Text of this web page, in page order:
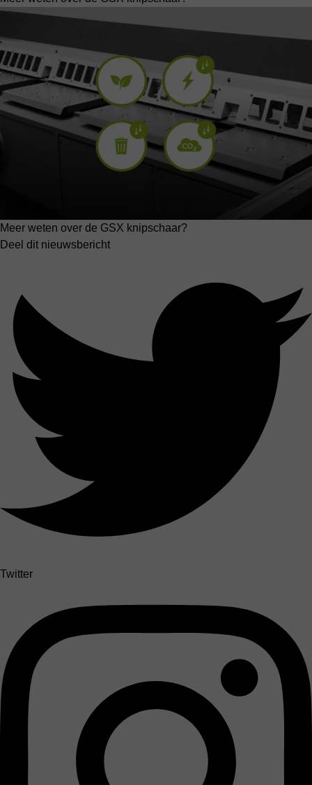
Meer weten over de GSX knipschaar?
Deel dit nieuwsbericht
Twitter